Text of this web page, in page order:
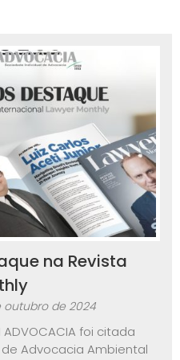
na Revista
outubro de 2024
ADVOCACIA foi citada
de Advocacia Ambiental